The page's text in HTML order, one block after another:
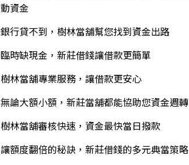
動資金
銀行貸不到，樹林當舖幫您找到資金出路
臨時缺現金，新莊借錢讓借款更簡單
樹林當舖專業服務，讓借款更安心
無論大額小額，新莊當舖都能協助您資金週轉
樹林當舖審核快速，資金最快當日撥款
讓額度翻倍的秘訣，新莊借錢的多元典當策略